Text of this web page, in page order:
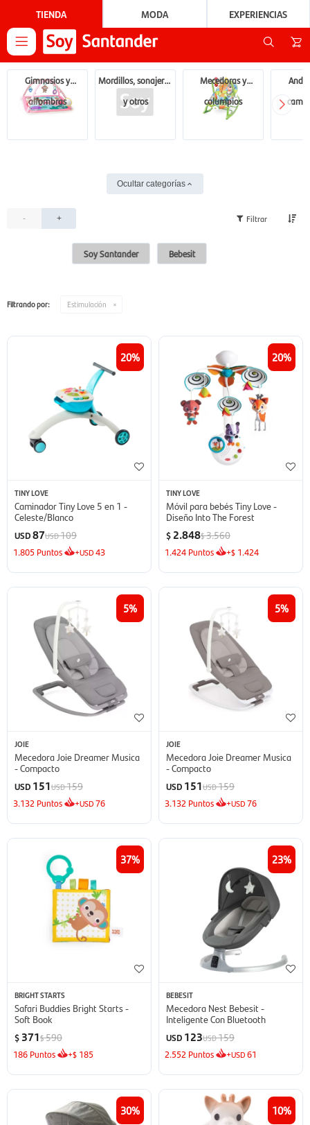
TIENDA MODA EXPERIENCIAS

Gimnasios y
alfombras
Mordillos, sonajeros
y otros
Mecedoras y
columpios
Ocultar categorías
- +
Soy Santander Bebesit
Filtrando por: Estimulación
20
TINY LOVE
Caminador Tiny Love 5 en 1 -
Celeste/Blanco
USD87USD109
1.805 Puntos +USD43
20
TINY LOVE
Móvil para bebés Tiny Love -
Diseño Into The Forest
$ 2.848$3.560
1.424 Puntos +$ 1.424
5
JOIE
Mecedora Joie Dreamer Musica
- Compacto
USD 151USD159
3.132 Puntos +USD76
5
JOIE
Mecedora Joie Dreamer Musica
- Compacto
USD 151USD159
3.132 Puntos +USD76
37
BRIGHT STARTS
Safari Buddies Bright Starts -
Soft Book
$ 371$590
186 Puntos +$ 185
23
BEBESIT
Mecedora Nest Bebesit -
Inteligente Con Bluetooth
USD 123USD159
2.552 Puntos +USD61
30 10